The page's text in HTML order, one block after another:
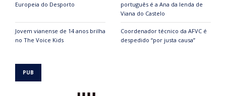
Europeia do Desporto
português é a Ana da lenda de
Viana do Castelo
Jovem vianense de 14 anos brilha
no The Voice Kids
Coordenador técnico da AFVC é
despedido “por justa causa”